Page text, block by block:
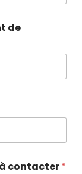
de
à contacter*